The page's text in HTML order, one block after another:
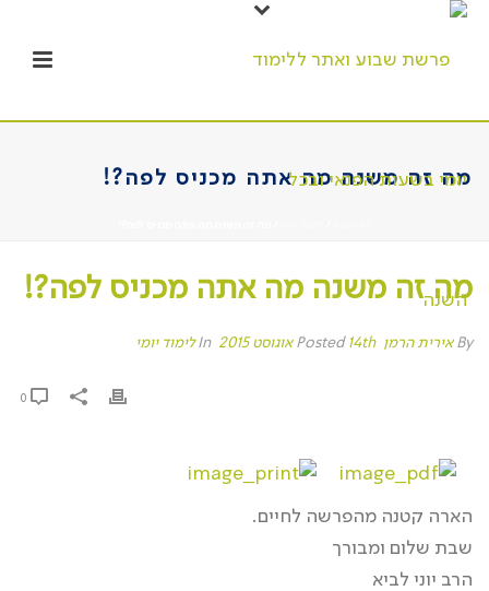
מה זה משנה מה אתה מכניס לפה?!
מה זה משנה מה אתה מכניס לפה?!
By אירית הרמן Posted14th אוגוסט 2015 In לימוד יומי
הארה קטנה מהפרשה לחיים.
שבת שלום ומבורך
הרב יוני לביא